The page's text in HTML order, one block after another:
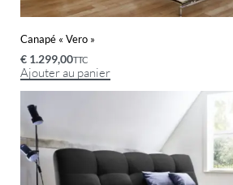
Canapé « Vero »
€ 1.299,00TTC
Ajouter au panier